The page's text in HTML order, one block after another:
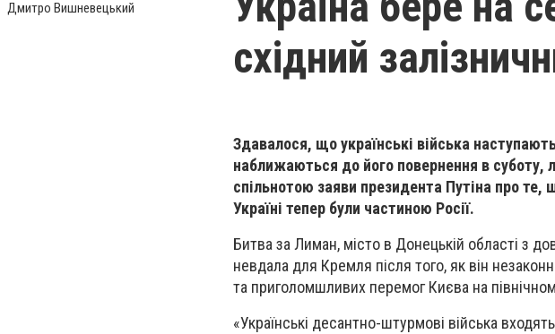
Дмитро Вишневецький
східний
Здавалося, що українські війська
наближаються до його повернення в суботу,
спільнотою заяви президента Путіна про те,
Україні тепер були частиною Росії.
Битва за Лиман, місто в Донецькій області з
невдала для Кремля після того, як він
та приголомшливих перемог Києва на
«Українські десантно-штурмові війська